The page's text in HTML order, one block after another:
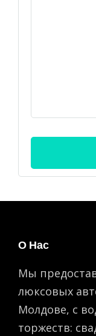
О Нас
Мы
люксовых
Молдове, с
торжеств: